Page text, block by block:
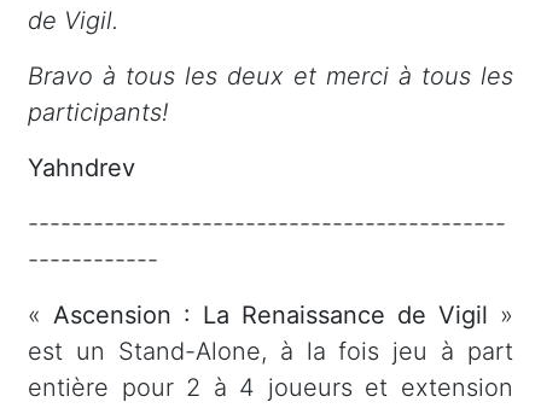
de Vigil.
Bravo à tous les deux et merci à tous les
participants!
Yahndrev
--------------------------------------------
------------
« Ascension : La Renaissance de Vigil »
est un Stand-Alone, à la fois jeu à part
entière pour 2 à 4 joueurs et extension